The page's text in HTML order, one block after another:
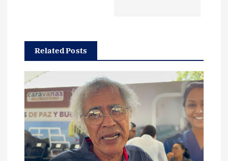
c
ó
n
d
Related Posts